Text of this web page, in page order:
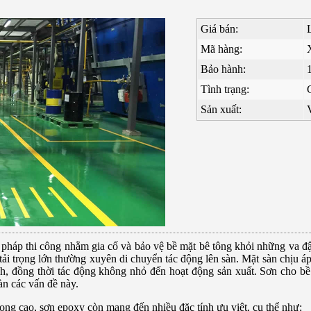
Giá bán:
Mã hàng:
Bảo hành:
Tình trạng:
Sản xuất:
thi công nhằm gia cố và bảo vệ bề mặt bê tông khỏi những va
trọng lớn thường xuyên di chuyển tác động lên sàn. Mặt sàn chịu
đồng thời tác động không nhỏ đến hoạt động sản xuất. Sơn cho
các vấn đề này.
cao, sơn epoxy còn mang đến nhiều đặc tính ưu việt, cụ thể như: